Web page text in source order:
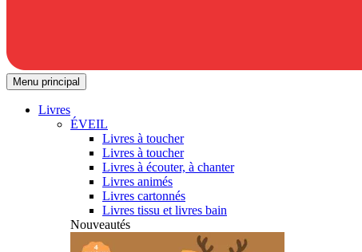
Menu principal
Livres
ÉVEIL
Livres à toucher
Livres à toucher
Livres à écouter, à chanter
Livres animés
Livres cartonnés
Livres tissu et livres bain
Nouveautés